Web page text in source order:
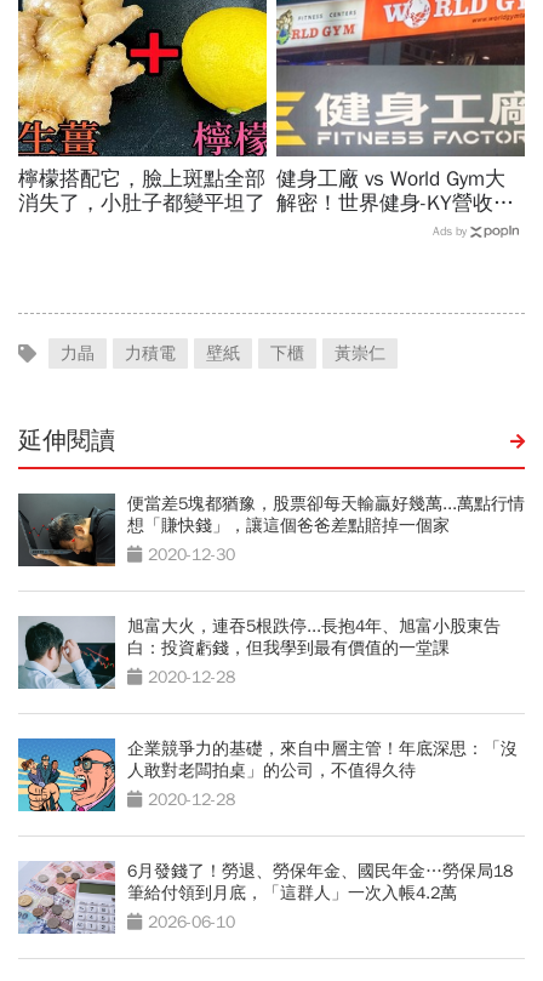
檸檬搭配它，臉上斑點全部
消失了，小肚子都變平坦了
健身工廠 vs World Gym大
解密！世界健身-KY營收大
勝，獲利卻輸給柏文？教練
Ads by
力晶 力積電 壁紙 下櫃 黃崇仁
延伸閱讀
便當差5塊都猶豫，股票卻每天輸贏好幾萬...萬點行情
想「賺快錢」，讓這個爸爸差點賠掉一個家
2020-12-30
旭富大火，連吞5根跌停...長抱4年、旭富小股東告
白：投資虧錢，但我學到最有價值的一堂課
2020-12-28
企業競爭力的基礎，來自中層主管！年底深思：「沒
人敢對老闆拍桌」的公司，不值得久待
2020-12-28
6月發錢了！勞退、勞保年金、國民年金…勞保局18
筆給付領到月底，「這群人」一次入帳4.2萬
2026-06-10